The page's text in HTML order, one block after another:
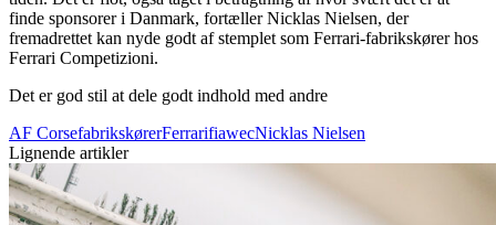
finde sponsorer i Danmark, fortæller Nicklas Nielsen, der
fremadrettet kan nyde godt af stemplet som Ferrari-fabrikskører hos
Ferrari Competizioni.
Det er god stil at dele godt indhold med andre
AF CorsefabrikskørerFerrarifiawecNicklas Nielsen
Lignende artikler